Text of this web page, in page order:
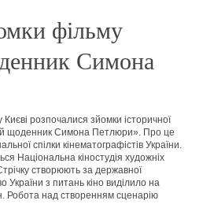
фільму
Симона
розпочалися зйомки історичної
щоденник Симона Петлюри». Про це
спілки кінематографістів України.
Національна кіностудія художніх
створюють за державної
України з питань кіно виділило на
Робота над створенням сценарію